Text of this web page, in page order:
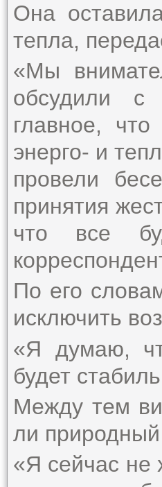
Она
тепла,
«Мы
обсудили с
главное,
энерго- и
провели
принятия
что все
По его
исключить
«Я думаю,
будет
Между тем
ли
«Я сейчас не